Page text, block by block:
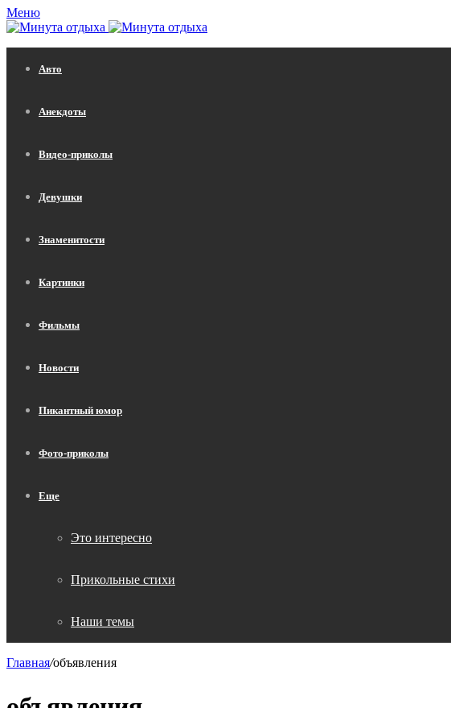
Меню
Авто
Анекдоты
Видео-приколы
Девушки
Знаменитости
Картинки
Фильмы
Новости
Пикантный юмор
Фото-приколы
Еще
Это интересно
Прикольные стихи
Наши темы
Главная/объявления